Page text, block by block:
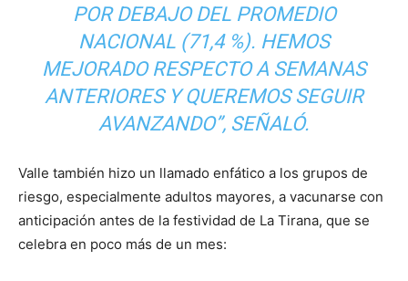
POR DEBAJO DEL PROMEDIO
NACIONAL (71,4 %). HEMOS
MEJORADO RESPECTO A SEMANAS
ANTERIORES Y QUEREMOS SEGUIR
AVANZANDO”, SEÑALÓ.
Valle también hizo un llamado enfático a los grupos de
riesgo, especialmente adultos mayores, a vacunarse con
anticipación antes de la festividad de La Tirana, que se
celebra en poco más de un mes: